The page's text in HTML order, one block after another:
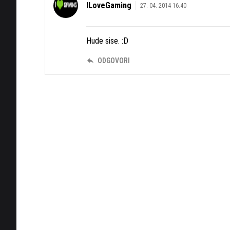
ILoveGaming 27. 04. 2014 16.40
Hude sise. :D
ODGOVORI